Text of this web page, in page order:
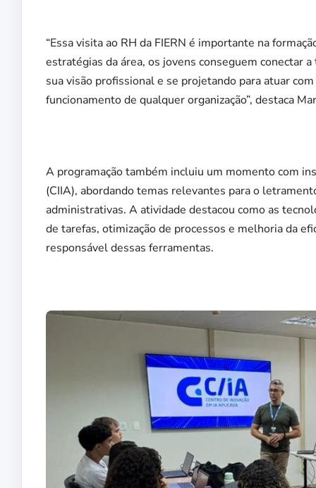
“Essa visita ao RH da FIERN é importante na
estratégias da área, os jovens conseguem conectar
sua visão profissional e se projetando para atuar
funcionamento de qualquer organização”, destaca
A programação também incluiu um momento com
(CIIA), abordando temas relevantes para o
administrativas. A atividade destacou como as
de tarefas, otimização de processos e melhoria da
responsável dessas ferramentas.